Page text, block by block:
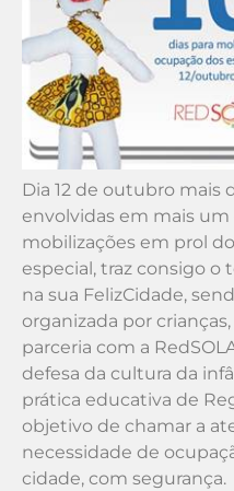
Dia 12 de outubro mais
envolvidas em mais
mobilizações em prol
especial, traz consigo o
na sua FelizCidade,
organizada por
parceria com a
defesa da cultura da
prática educativa de
objetivo de chamar a
necessidade de
cidade, com segurança.